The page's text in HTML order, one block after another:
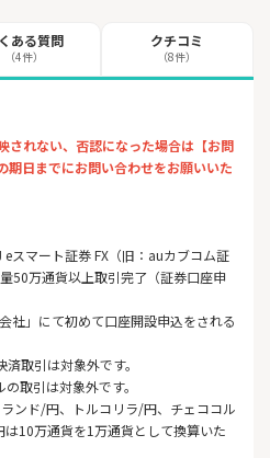
ある質問
（4件）
クチコミ
（8件）
れない、否認になった場合は【お問
期日までにお問い合わせをお願いいた
スマート証券 FX（旧：auカブコム証
50万通貨以上取引完了（証券口座申
社」にて初めて口座開設申込をされる
取引は対象外です。
取引は対象外です。
ンド/円、トルコリラ/円、チェココル
10万通貨を1万通貨として換算いた